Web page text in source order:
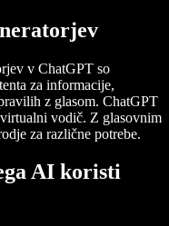
v ChatGPT so
za informacije,
z glasom. ChatGPT
vodič. Z glasovnim
za različne potrebe.
AI koristi